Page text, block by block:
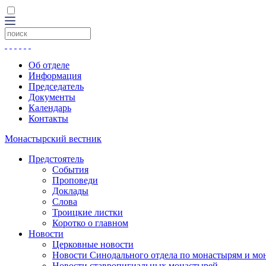
Об отделе
Информация
Председатель
Документы
Календарь
Контакты
Монастырский вестник
Предстоятель
События
Проповеди
Доклады
Слова
Троицкие листки
Коротко о главном
Новости
Церковные новости
Новости Синодального отдела по монастырям и